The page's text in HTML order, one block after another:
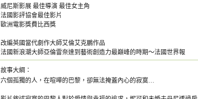
威尼斯影展 最佳導演 最佳女主角
法國影評協會最佳影片
歐洲電影獎費比西獎
改編英國當代劇作大師艾倫艾克鵬作品
法國新浪潮大師亞倫雷奈達到藝術創造力最巔峰的時期～法國世界報
故事大綱：
六個孤獨的人，在喧嘩的巴黎，卻無法掩蓋內心的寂寞…